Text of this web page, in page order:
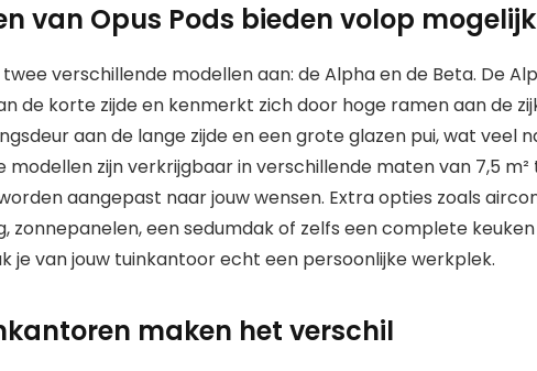
van Opus Pods bieden volop
verschillende modellen aan: de Alpha en de Beta. De
de korte zijde en kenmerkt zich door hoge ramen aan de
aan de lange zijde en een grote glazen pui, wat veel
modellen zijn verkrijgbaar in verschillende maten van 7,5 m²
aangepast naar jouw wensen. Extra opties zoals
zonnepanelen, een sedumdak of zelfs een complete
je van jouw tuinkantoor echt een persoonlijke werkplek.
maken het verschil